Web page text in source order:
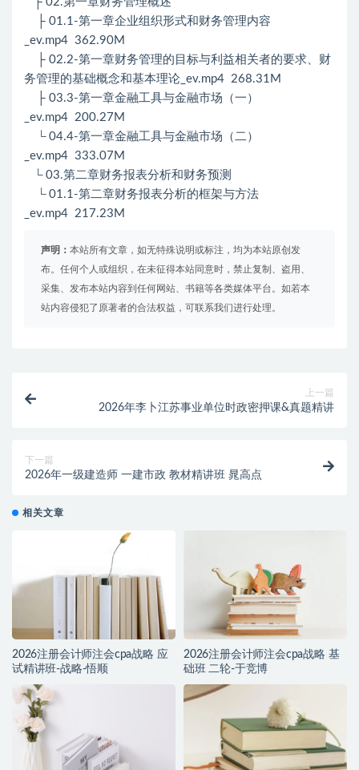
├ 01.1-第一章企业组织形式和财务管理内容
_ev.mp4 362.90M
├ 02.2-第一章财务管理的目标与利益相关者的要求、财
务管理的基础概念和基本理论_ev.mp4 268.31M
├ 03.3-第一章金融工具与金融市场（一）
_ev.mp4 200.27M
└ 04.4-第一章金融工具与金融市场（二）
_ev.mp4 333.07M
└ 03.第二章财务报表分析和财务预测
└ 01.1-第二章财务报表分析的框架与方法
_ev.mp4 217.23M
声明： 本站所有文章，如无特殊说明或标注，均为本站原创发
布。任何个人或组织，在未征得本站同意时，禁止复制、盗用、
采集、发布本站内容到任何网站、书籍等各类媒体平台。如若本
站内容侵犯了原著者的合法权益，可联系我们进行处理。
上一篇
2026年李卜江苏事业单位时政密押课&真题精讲
下一篇
2026年一级建造师 一建市政 教材精讲班 晁高点
相关文章
2026注册会计师注会cpa战略 应
试精讲班-战略-悟顺
2026注册会计师注会cpa战略 基
础班 二轮-于竞博